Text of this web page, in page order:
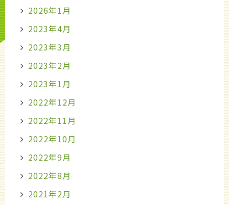
2026年1月
2023年4月
2023年3月
2023年2月
2023年1月
2022年12月
2022年11月
2022年10月
2022年9月
2022年8月
2021年2月